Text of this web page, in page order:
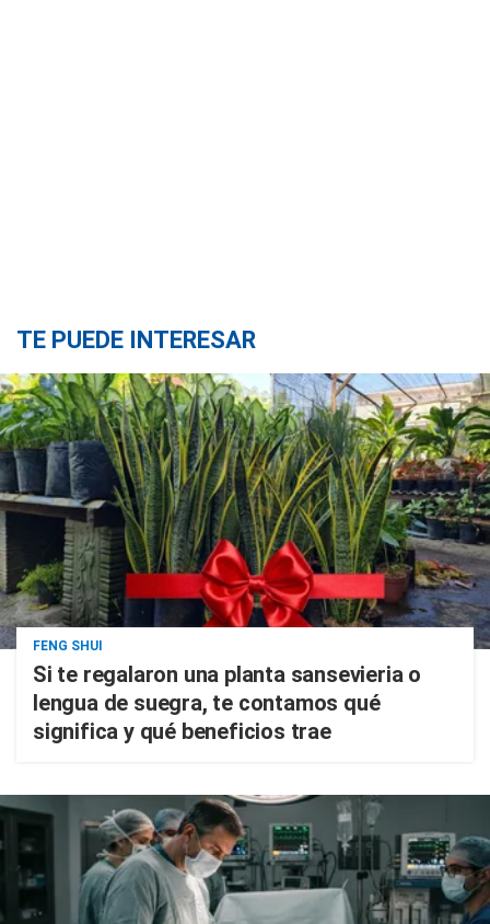
TE PUEDE INTERESAR
FENG SHUI
Si te regalaron una planta sansevieria o
lengua de suegra, te contamos qué
significa y qué beneficios trae